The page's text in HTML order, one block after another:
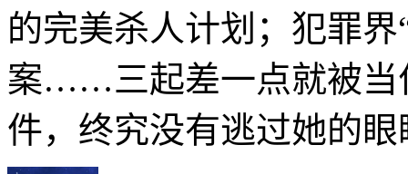
的完美杀人计划；犯罪
案……三起差一点就被当
件，终究没有逃过她的